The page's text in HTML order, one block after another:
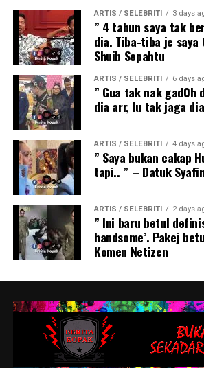
ARTIS / SELEBRITI 3 days
” 4 tahun saya tak
dia. Tiba-tiba je
Shuib Sepahtu
ARTIS / SELEBRITI 6 days
” Gua tak nak gad0h
dia arr, lu tak jaga
ARTIS / SELEBRITI 4 days
” Saya bukan cakap
tapi.. ” – Datuk
ARTIS / SELEBRITI 2 days
” Ini baru betul
handsome’. Pakej
Komen Netizen